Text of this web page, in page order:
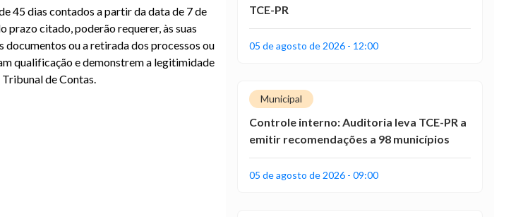
45 dias contados a partir da data de 7 de
prazo citado, poderão requerer, às suas
documentos ou a retirada dos processos ou
qualificação e demonstrem a legitimidade
de Contas.
TCE-PR
05 de agosto de 2026 - 12:00
Municipal
Controle interno: Auditoria leva TCE-PR a
emitir recomendações a 98 municípios
05 de agosto de 2026 - 09:00